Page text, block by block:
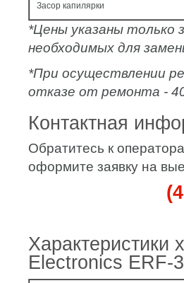
Засор капилярки
*Цены указаны только
необходимых для
*При осуществлении
отказе от ремонта -
Контактная
Обратитесь к
оформите заявку на
Характеристики
Electronics ERF-